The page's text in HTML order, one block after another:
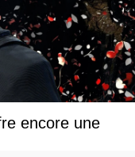
encore une